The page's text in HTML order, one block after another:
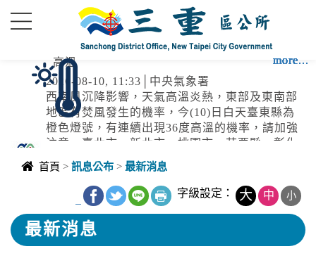
高溫
2026-08-10, 11:33│中央氣象署
西南風沉降影響，天氣高溫炎熱，東部及東南部
地區有焚風發生的機率，今(10)日白天臺東縣為
橙色燈號，有連續出現36度高溫的機率，請加強
注意。臺北市、新北市、桃園市、苗栗縣、彰化
縣、雲林縣、花蓮縣為黃色燈號，請注意。
more...
本公司管線破管 需緊急停水搶修
more...
more...
more...
more...
more...
more...
more...
more...
more...
more...
首頁 > 訊息公布 > 最新消息
字級設定： 大 中 小
最新消息